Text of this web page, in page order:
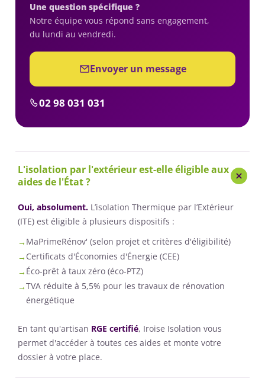
Une question spécifique ?
Notre équipe vous répond sans engagement,
du lundi au vendredi.
Envoyer un message
02 98 031 031
L'isolation par l'extérieur est-elle éligible aux
aides de l'État ?
Oui, absolument. L’isolation Thermique par l’Extérieur
(ITE) est éligible à plusieurs dispositifs :
MaPrimeRénov' (selon projet et critères d'éligibilité)
Certificats d'Économies d'Énergie (CEE)
Éco-prêt à taux zéro (éco-PTZ)
TVA réduite à 5,5% pour les travaux de rénovation
énergétique
En tant qu'artisan RGE certifié, Iroise Isolation vous
permet d'accéder à toutes ces aides et monte votre
dossier à votre place.